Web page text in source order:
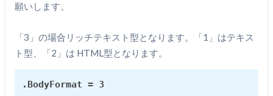
願いします。
「3」の場合リッチテキスト型となります。「1」はテキス
ト型、「2」は HTML型となります。
.BodyFormat = 3